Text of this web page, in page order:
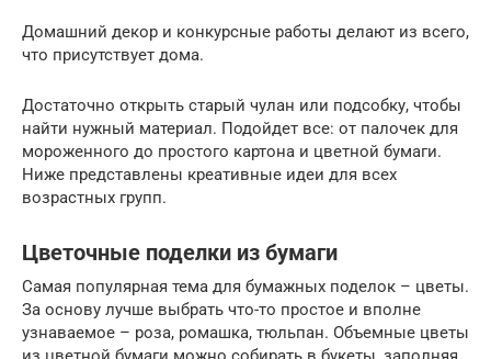
Домашний декор и конкурсные работы делают из всего,
что присутствует дома.
Достаточно открыть старый чулан или подсобку, чтобы
найти нужный материал. Подойдет все: от палочек для
мороженного до простого картона и цветной бумаги.
Ниже представлены креативные идеи для всех
возрастных групп.
Цветочные поделки из бумаги
Самая популярная тема для бумажных поделок – цветы.
За основу лучше выбрать что-то простое и вполне
узнаваемое – роза, ромашка, тюльпан. Объемные цветы